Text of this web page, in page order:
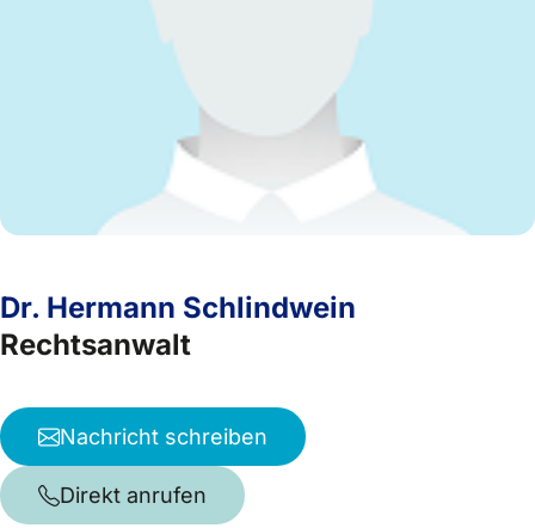
Dr. Hermann Schlindwein
Rechtsanwalt
Nachricht schreiben
Direkt anrufen